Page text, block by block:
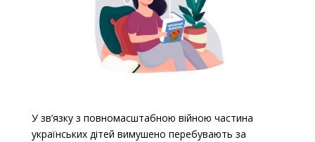
У зв’язку з повномасштабною війною частина
українських дітей вимушено перебувають за